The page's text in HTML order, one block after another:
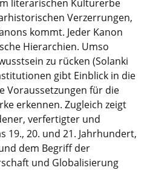
literarischen Kulturerbe
Verzerrungen,
kommt. Jeder Kanon
Hierarchien. Umso
zu rücken (Solanki
gibt Einblick in die
Voraussetzungen für die
erkennen. Zugleich zeigt
verfertigter und
20. und 21. Jahrhundert,
dem Begriff der
und Globalisierung